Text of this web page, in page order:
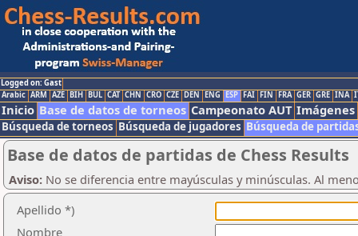
Logged on: Gast
Arabic ARM AZE BIH BUL CAT CHN CRO CZE DEN ENG ESP FAI FIN FRA GER GRE INA
Inicio Base de datos de torneos Campeonato AUT Imágenes
Búsqueda de torneos Búsqueda de jugadores Búsqueda de
Base de datos de partidas de Chess Results
Aviso: No se diferencia entre mayúsculas y minúsculas. Al
Apellido *)
Nombre